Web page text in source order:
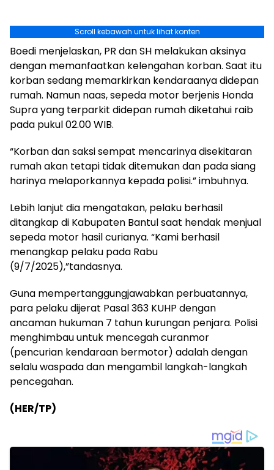
Scroll kebawah untuk lihat konten
Boedi menjelaskan, PR dan SH melakukan aksinya
dengan memanfaatkan kelengahan korban. Saat itu
korban sedang memarkirkan kendaraanya didepan
rumah. Namun naas, sepeda motor berjenis Honda
Supra yang terparkit didepan rumah diketahui raib
pada pukul 02.00 WIB.
“Korban dan saksi sempat mencarinya disekitaran
rumah akan tetapi tidak ditemukan dan pada siang
harinya melaporkannya kepada polisi.” imbuhnya.
Lebih lanjut dia mengatakan, pelaku berhasil
ditangkap di Kabupaten Bantul saat hendak menjual
sepeda motor hasil curianya. “Kami berhasil
menangkap pelaku pada Rabu
(9/7/2025),”tandasnya.
Guna mempertanggungjawabkan perbuatannya,
para pelaku dijerat Pasal 363 KUHP dengan
ancaman hukuman 7 tahun kurungan penjara. Polisi
menghimbau untuk mencegah curanmor
(pencurian kendaraan bermotor) adalah dengan
selalu waspada dan mengambil langkah-langkah
pencegahan.
(HER/TP)